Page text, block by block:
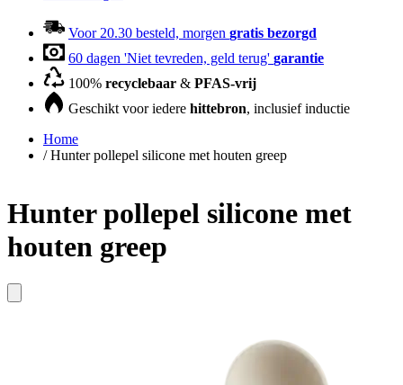
Voor 20.30 besteld, morgen gratis bezorgd
60 dagen 'Niet tevreden, geld terug' garantie
100% recyclebaar & PFAS-vrij
Geschikt voor iedere hittebron, inclusief inductie
Home
/ Hunter pollepel silicone met houten greep
Hunter pollepel silicone met
houten greep